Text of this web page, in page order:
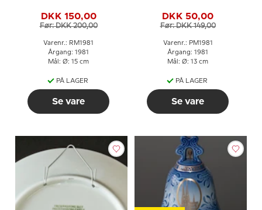
DKK 150,00
Før: DKK 200,00
Varenr.: RM1981
Årgang: 1981
Mål: Ø: 15 cm
PÅ LAGER
Se vare
DKK 50,00
Før: DKK 149,00
Varenr.: PM1981
Årgang: 1981
Mål: Ø: 13 cm
PÅ LAGER
Se vare